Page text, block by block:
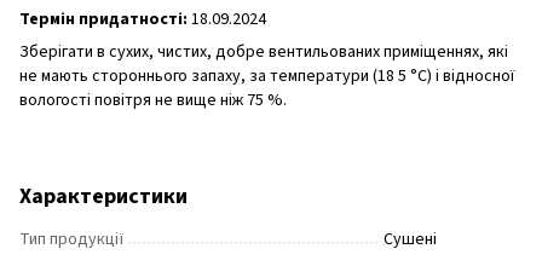
Термін придатності: 18.09.2024
Зберігати в сухих, чистих, добре вентильованих приміщеннях, які
не мають стороннього запаху, за температури (18 5 °C) і відносної
вологості повітря не вище ніж 75 %.
Характеристики
Тип продукції
Сушені